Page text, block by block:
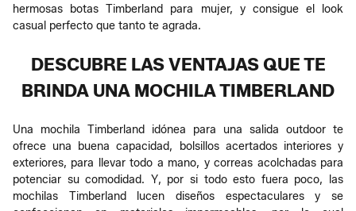
hermosas botas Timberland para mujer, y consigue el look
casual perfecto que tanto te agrada.
DESCUBRE LAS VENTAJAS QUE TE
BRINDA UNA MOCHILA TIMBERLAND
Una mochila Timberland idónea para una salida outdoor te
ofrece una buena capacidad, bolsillos acertados interiores y
exteriores, para llevar todo a mano, y correas acolchadas para
potenciar su comodidad. Y, por si todo esto fuera poco, las
mochilas Timberland lucen diseños espectaculares y se